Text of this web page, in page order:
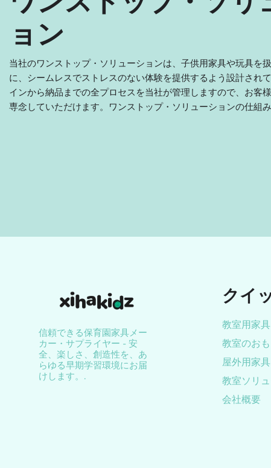
ョン
当社のワンストップ・ソリューションは、子供用家具や玩具を
に、シームレスでストレスのない体験を提供するよう設計され
インから納品までの全プロセスを当社が管理しますので、お客
専念していただけます。ワンストップ・ソリューションの仕組
信頼できる保育園家具メー
カー・サプライヤー - 安
全、楽しさ、創造性を、あ
らゆる早期学習環境にお届
けします。.
クイ
教室用家具
教室のお
屋外用家具
教室ソリ
会社概要